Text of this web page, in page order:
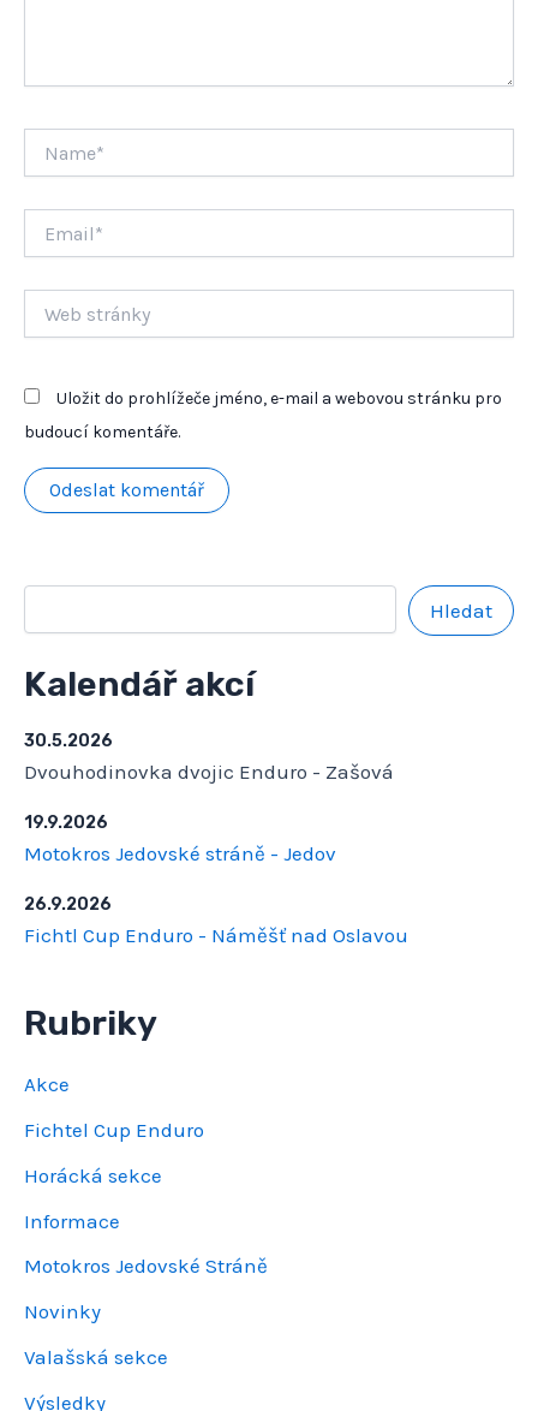
stránky
Uložit do prohlížeče jméno, e-mail a webovou stránku pro
budoucí komentáře.
Hledat
Kalendář akcí
30.5.2026
Dvouhodinovka dvojic Enduro - Zašová
19.9.2026
Motokros Jedovské stráně - Jedov
26.9.2026
Fichtl Cup Enduro - Náměšť nad Oslavou
Rubriky
Akce
Fichtel Cup Enduro
Horácká sekce
Informace
Motokros Jedovské Stráně
Novinky
Valašská sekce
Výsledky